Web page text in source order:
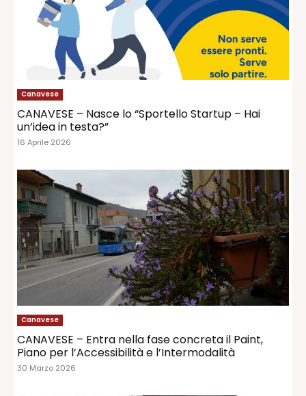
Canavese
CANAVESE – Nasce lo “Sportello Startup – Hai
un’idea in testa?”
16 Aprile 2026
Canavese
CANAVESE – Entra nella fase concreta il Paint,
Piano per l’Accessibilità e l’Intermodalità
30 Marzo 2026